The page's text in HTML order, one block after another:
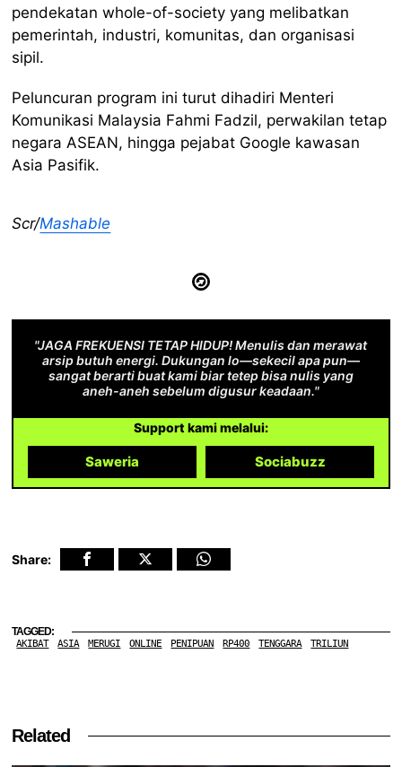
pendekatan whole-of-society yang melibatkan
pemerintah, industri, komunitas, dan organisasi
sipil.
Peluncuran program ini turut dihadiri Menteri
Komunikasi Malaysia Fahmi Fadzil, perwakilan tetap
negara ASEAN, hingga pejabat Google kawasan
Asia Pasifik.
Scr/Mashable
"JAGA FREKUENSI TETAP HIDUP! Menulis dan merawat
arsip butuh energi. Dukungan lo—sekecil apa pun—
sangat berarti buat kami biar tetep bisa nulis yang
aneh-aneh sebelum digusur keadaan."
Support kami melalui:
Saweria Sociabuzz
Share:
TAGGED:
AKIBAT ASIA MERUGI ONLINE PENIPUAN RP400 TENGGARA TRILIUN
Related